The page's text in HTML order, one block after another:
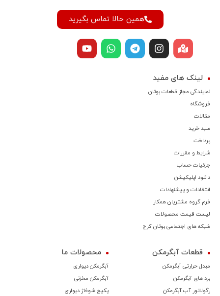
همین حالا تماس بگیرید
لینک های مفید
نمایندگی مجاز قطعات بوتان
فروشگاه
مقالات
سبد خرید
پرداخت
شرایط و مقررات
جزئیات حساب
دانلود اپلیکیشن
انتقادات و پیشنهادات
فرم گروه مشتریان همکار
لیست قیمت محصولات
شبکه های اجتماعی بوتان کرج
قطعات آبگرمکن
مبدل حرارتی آبگرمکن
برد های آبگرمکن
رگولاتور آب آبگرمکن
محصولات ما
آبگرمکن دیواری
آبگرمکن مخزنی
پکیج شوفاژ دیواری